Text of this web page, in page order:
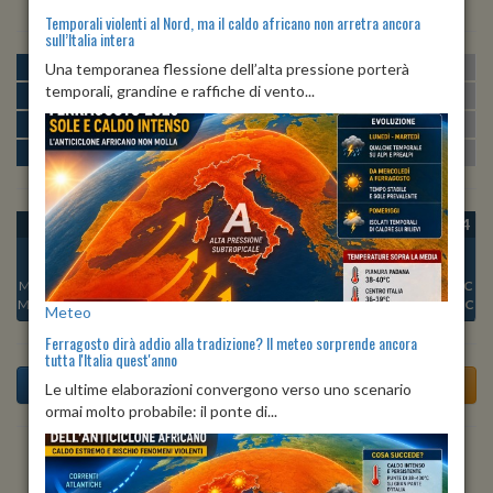
MATTINA min:22º max:31º U:
POMERIGGIO min:30º max:31º
SERA min:25º max:31º U:75% 85%
NOTTE min: 22º max:25º U:85%
OGGI
Min:
25°C
Max:30°C
DOM 09
Min:
Max:29°C
LUN 10
Min:25°C
Max:31°C
MAR 11
Min:
25°C
Max:31°C
MER 12
Max:31°C
GIO 13
Min:24°C
Max:30°C
VEN 14
23°C
Max:29°C
Previsioni del Tempo a Tricesimo tra 3 giorni
Temporali violenti al Nord, ma il caldo africano non arretra ancora
sull’Italia intera
Una temporanea flessione dell’alta pressione porterà
temporali, grandine e raffiche di vento...
Meteo
Ferragosto dirà addio alla tradizione? Il meteo sorprende ancora
tutta l'Italia quest'anno
Le ultime elaborazioni convergono verso uno scenario
ormai molto probabile: il ponte di...